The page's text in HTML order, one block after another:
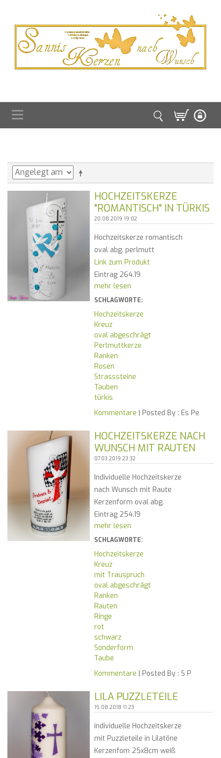
HOCHZEITSKERZE
"ROMANTISCH" IN TÜRKIS
20.08.2019 19:02
Hochzeitskerze romantisch
oval abg. perlmutt
Link zum Produkt
Eintrag 264.19
mehr lesen
SCHLAGWORTE:
Hochzeitskerze
Kreuz
oval abgeschrägt
Perlmuttkerze
Ranken
Rosen
Strasssteine
Tauben
türkis
Kommentare | Posted By : Es Pe
HOCHZEITSKERZE NACH
WUNSCH MIT RAUTEN
07.03.2019 23:32
Individuelle Hochzeitskerze
nach Wunsch mit Raute
Kerzenform oval abg.
Eintrag 254.19
mehr lesen
SCHLAGWORTE:
Hochzeitskerze
Kreuz
mit Trauspruch
oval abgeschrägt
Ranken
Rauten
Ringe
rot
schwarz
Sonderform
Taube
Kommentare | Posted By : S P
LILA PUZZLETEILE
15.08.2018 11:23
individuelle Hochzeitskerze
mit Puzzleteile in Lilatöne
Kerzenfom 25x8cm weiß